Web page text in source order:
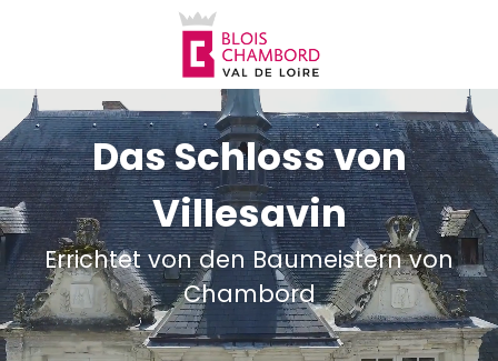
principal
Das Schloss von
Villesavin
Errichtet von den Baumeistern von
Chambord